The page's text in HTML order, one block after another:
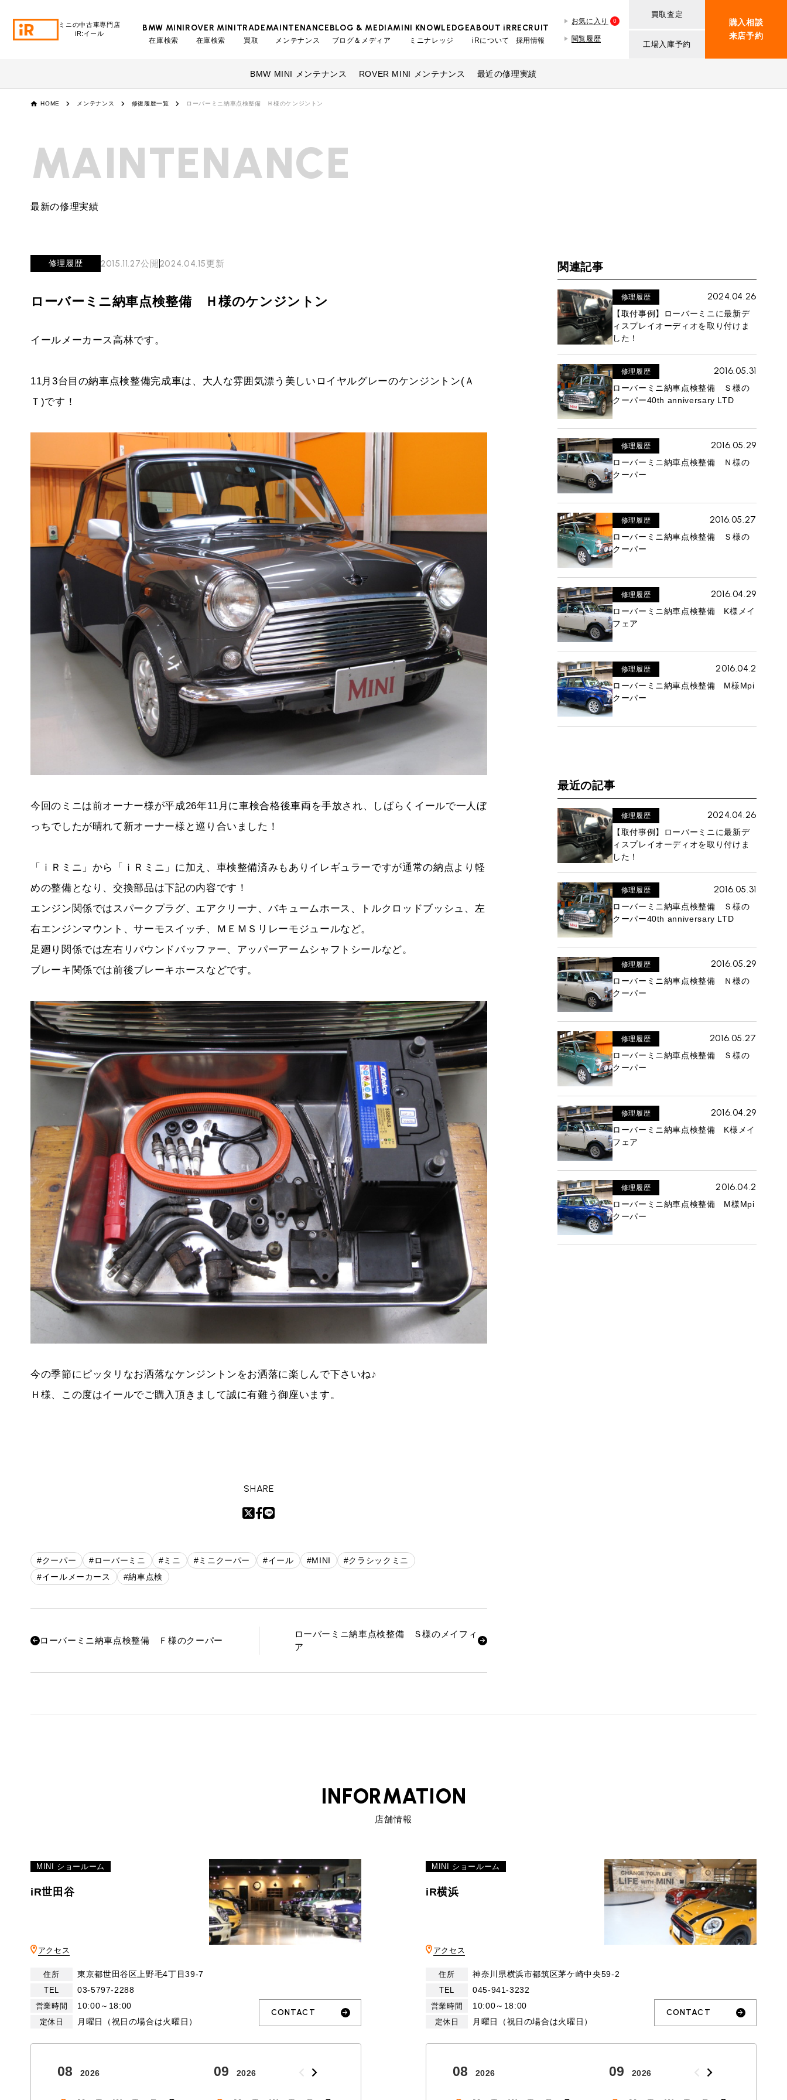
ミニの中古車専門店
iR:イール
BMW MINI
在庫検索
ROVER MINI
在庫検索
TRADE
買取
TOP
iRの買取が他社よりも高い理由
必要書類
買取Q&A
MAINTENANCE
メンテナンス
TOP
工場入庫予約
ローバーミニ メンテナンス
最近の修理実績
BLOG & MEDIA
ブログ＆メディア
TOP
MINI KNOWLEDGE
ミニナレッジ
TOP
ABOUT iR
iRについて
会社概要
RECRUIT
採用情報
お気に入り 0
閲覧履歴
買取査定
工場入庫予約
購入相談
来店予約
ROVER MINI ローバーミニ 在庫検索
TRADE
iRの買取が他社よりも高い理由
必要書類
BMWミニ買取査定依頼
MAINTENANCE
最近の修理実績
TOP
MINI Blog スタッフブログ
Movie 動画一覧
MINI KNOWLEDGE ミニナレッジ
TOP
ABOUT iR iRについて
会社概要
RECRUIT 採用情報
お知らせ プライバシーポリシー
お問い合わせ
BMW MINI サービス工場
iR TECH FACTORY
ROVER MINIサービス工場
iR MAKERS
TEL
MAP
BMW MINI メンテナンス ROVER MINI メンテナンス 最近の修理実績
HOME メンテナンス 修復履歴一覧 ローバーミニ納車点検整備 Ｈ様のケンジントン
MAINTENANCE
最新の修理実績
修理履歴 2015.11.27公開 2024.04.15更新
ローバーミニ納車点検整備 Ｈ様のケンジントン
イールメーカース高林です。
11月3台目の納車点検整備完成車は、大人な雰囲気漂う美しいロイヤルグレーのケンジントン(Ａ
Ｔ)です！
今回のミニは前オーナー様が平成26年11月に車検合格後車両を手放され、しばらくイールで一人ぼ
っちでしたが晴れて新オーナー様と巡り合いました！
「ｉＲミニ」から「ｉＲミニ」に加え、車検整備済みもありイレギュラーですが通常の納点より軽
めの整備となり、交換部品は下記の内容です！
エンジン関係ではスパークプラグ、エアクリーナ、バキュームホース、トルクロッドブッシュ、左
右エンジンマウント、サーモスイッチ、ＭＥＭＳリレーモジュールなど。
足廻り関係では左右リバウンドバッファー、アッパーアームシャフトシールなど。
ブレーキ関係では前後ブレーキホースなどです。
今の季節にピッタリなお洒落なケンジントンをお洒落に楽しんで下さいね♪
Ｈ様、この度はイールでご購入頂きまして誠に有難う御座います。
SHARE
#クーパー #ローバーミニ #ミニ #ミニクーパー #イール #MINI
#クラシックミニ
#イールメーカース
#納車点検
ローバーミニ納車点検整備 Ｆ様のクーパー
ローバーミニ納車点検整備 Ｓ様のメイフィ
ア
関連記事
修理履歴 2024.04.26
【取付事例】ローバーミニに最新デ
ィスプレイオーディオを取り付けま
した！
修理履歴 2016.05.31
ローバーミニ納車点検整備 Ｓ様の
クーパー40th anniversary LTD
修理履歴 2016.05.29
ローバーミニ納車点検整備 Ｎ様の
クーパー
修理履歴 2016.05.27
ローバーミニ納車点検整備 Ｓ様の
クーパー
修理履歴 2016.04.29
ローバーミニ納車点検整備 K様メイ
フェア
修理履歴 2016.04.2
ローバーミニ納車点検整備 M様Mpi
クーパー
最近の記事
修理履歴 2024.04.26
【取付事例】ローバーミニに最新デ
ィスプレイオーディオを取り付けま
した！
修理履歴 2016.05.31
ローバーミニ納車点検整備 Ｓ様の
クーパー40th anniversary LTD
修理履歴 2016.05.29
ローバーミニ納車点検整備 Ｎ様の
クーパー
修理履歴 2016.05.27
ローバーミニ納車点検整備 Ｓ様の
クーパー
修理履歴 2016.04.29
ローバーミニ納車点検整備 K様メイ
フェア
修理履歴 2016.04.2
ローバーミニ納車点検整備 M様Mpi
クーパー
INFORMATION
店舗情報
MINI ショールーム
iR世田谷
アクセス
住所 東京都世田谷区上野毛4丁目39-7
TEL 03-5797-2288
営業時間 10:00～18:00
定休日 月曜日（祝日の場合は火曜日）
CONTACT
08 2026 09 2026
MINI ショールーム
iR横浜
アクセス
住所 神奈川県横浜市都筑区茅ケ崎中央59-2
TEL 045-941-3232
営業時間 10:00～18:00
定休日 月曜日（祝日の場合は火曜日）
CONTACT
08 2026 09 2026